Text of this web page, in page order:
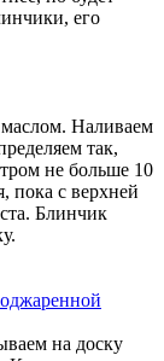
его
Наливаем
так,
не больше 10
пока с верхней
Блинчик
на доску